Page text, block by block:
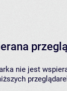
nie jest